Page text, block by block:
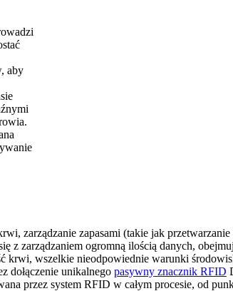
aby
zarządzanie zapasami (takie jak
zarządzaniem ogromną ilością danych,
krwi, wszelkie nieodpowiednie warunki
dołączenie unikalnego pasywny znacznik RFID
przez system RFID w całym procesie, od